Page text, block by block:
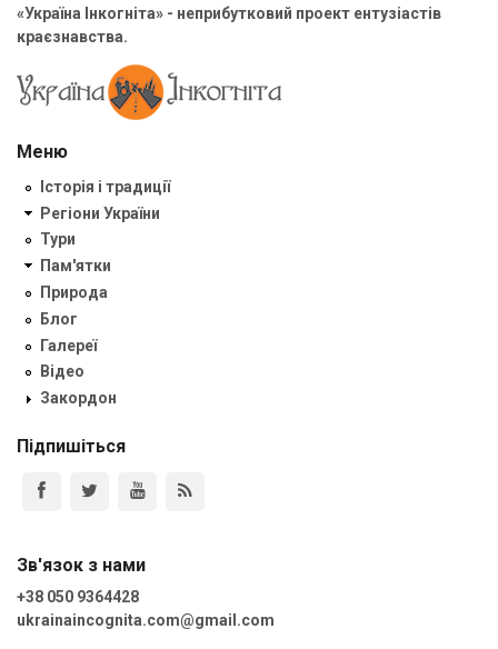
«Україна Інкогніта» - неприбутковий проект ентузіастів
краєзнавства.
Меню
Історія і традиції
Регіони України
Тури
Пам'ятки
Природа
Блог
Галереї
Відео
Закордон
Підпишіться
Зв'язок з нами
+38 050 9364428
ukrainaincognita.com@gmail.com